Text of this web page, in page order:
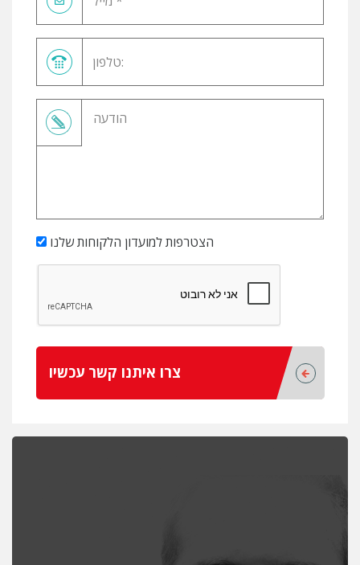
הצטרפות למועדון הלקוחות שלנו
צרו איתנו קשר עכשיו